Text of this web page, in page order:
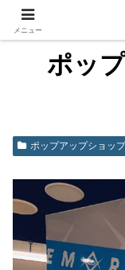
ポッ
ポップアップショップ
メニュー